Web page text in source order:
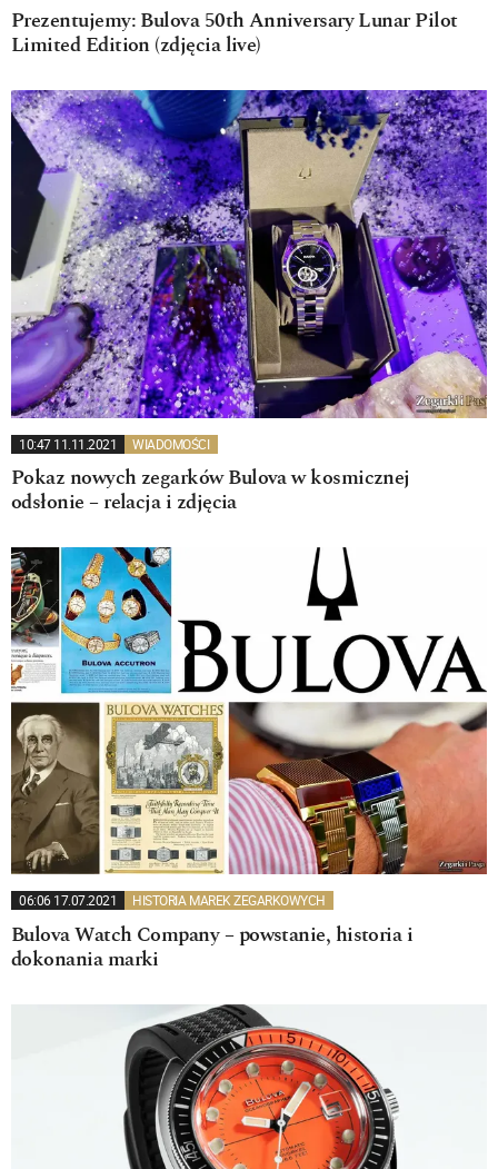
Prezentujemy: Bulova 50th Anniversary Lunar Pilot
Limited Edition (zdjęcia live)
10:47 11.11.2021 WIADOMOŚCI
Pokaz nowych zegarków Bulova w kosmicznej
odsłonie – relacja i zdjęcia
06:06 17.07.2021 HISTORIA MAREK ZEGARKOWYCH
Bulova Watch Company – powstanie, historia i
dokonania marki